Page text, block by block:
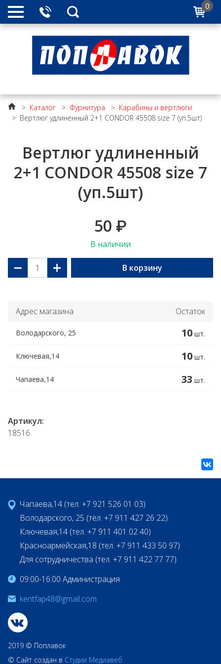
0
> Каталог > Фурнитура > Карабины и вертлюги
> Вертлюг удлиненный 2+1 CONDOR 45508 size 7 (уп.5шт)
Вертлюг удлиненный
2+1 CONDOR 45508 size 7
(уп.5шт)
50 ₽
В наличии
− + В корзину
Адрес магазина Остаток
Володарского, 25 10 шт.
Ключевая,14 10 шт.
Чапаева,14 33 шт.
Артикул:
18516
Чапаева,14 (тел. +7 921 526 01 03)
Володарского, 25 (тел. +7 911 427 26 22)
Ключевая,14 (тел. +7 911 401 02 40)
Красноармейская,18 (тел. +7 911 433 50 97)
Для сотрудничества (тел. +7 911 422 77 77)
09:00-16:00 Администрация
kentfap48@gmail.com
2019 © Поплавок
© Сайт создан в Студии Медиавеб